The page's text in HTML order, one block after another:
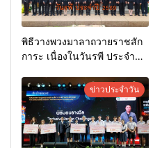
พิธีวางพวงมาลาถวายราชสัก
การะ เนื่องในวันรพี ประจำปี
วันรพี เพื่อเชื่อมความสัมพันธ์
อันดีของหน่วยงานใน
กระบวนการยุติธรรม
ข่าวประจำวัน